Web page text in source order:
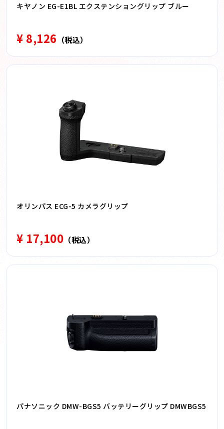
キヤノン EG-E1BL エクステンショングリップ ブルー
¥ 8,126 （税込）
オリンパス ECG-5 カメラグリップ
¥ 17,100 （税込）
パナソニック DMW-BGS5 バッテリーグリップ DMWBGS5